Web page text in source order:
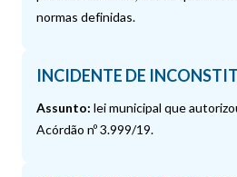
normas definidas.
INCIDENTE DE
Assunto: lei municipal que
Acórdão nº 3.999/19.